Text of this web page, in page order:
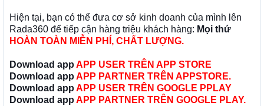
Hiện tại, bạn có thể đưa cơ sở kinh doanh của mình lên
Rada360 để tiếp cận hàng triệu khách hàng: Mọi thứ
HOÀN TOÀN MIỄN PHÍ, CHẤT LƯỢNG.
Download app APP USER TRÊN APP STORE
Download app APP PARTNER TRÊN APPSTORE.
Download app APP USER TRÊN GOOGLE PPLAY
Download app APP PARTNER TRÊN GOOGLE PLAY.